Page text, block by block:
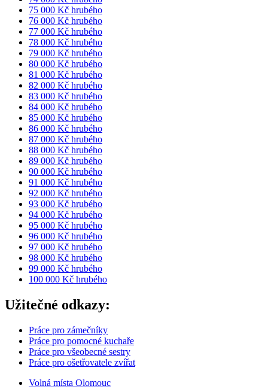
75 000 Kč hrubého
76 000 Kč hrubého
77 000 Kč hrubého
78 000 Kč hrubého
79 000 Kč hrubého
80 000 Kč hrubého
81 000 Kč hrubého
82 000 Kč hrubého
83 000 Kč hrubého
84 000 Kč hrubého
85 000 Kč hrubého
86 000 Kč hrubého
87 000 Kč hrubého
88 000 Kč hrubého
89 000 Kč hrubého
90 000 Kč hrubého
91 000 Kč hrubého
92 000 Kč hrubého
93 000 Kč hrubého
94 000 Kč hrubého
95 000 Kč hrubého
96 000 Kč hrubého
97 000 Kč hrubého
98 000 Kč hrubého
99 000 Kč hrubého
100 000 Kč hrubého
Užitečné odkazy:
Práce pro zámečníky
Práce pro pomocné kuchaře
Práce pro všeobecné sestry
Práce pro ošetřovatele zvířat
Volná místa Olomouc